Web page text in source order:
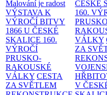
Malování je radost
VÝSTAVA K
VÝROČÍ BITVY
1866 U ČESKÉ
SKALICE 160.
VÝROČÍ
PRUSKO-
RAKOUSKÉ
VÁLKY CESTA
ZA SVĚTLEM
ČESKÉ
160.
VÁLKY
ZA
V